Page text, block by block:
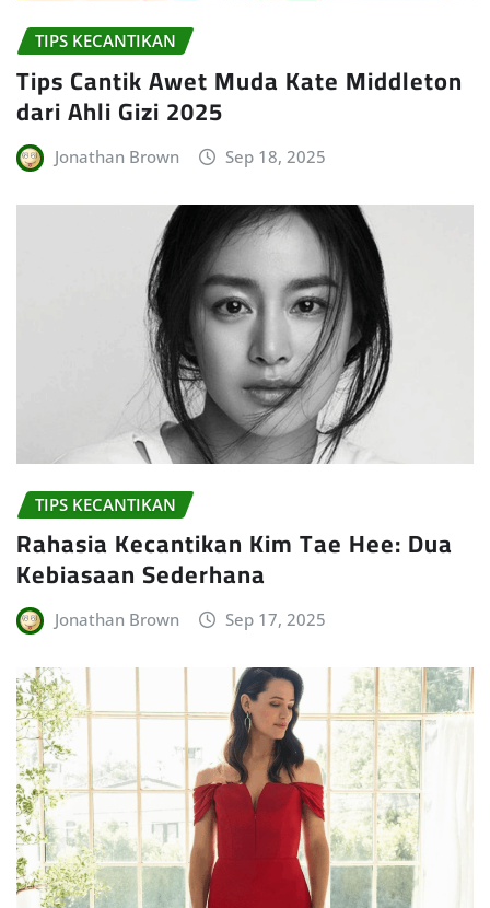
TIPS KECANTIKAN
Tips Cantik Awet Muda Kate Middleton
dari Ahli Gizi 2025
Jonathan Brown Sep 18, 2025
TIPS KECANTIKAN
Rahasia Kecantikan Kim Tae Hee: Dua
Kebiasaan Sederhana
Jonathan Brown Sep 17, 2025